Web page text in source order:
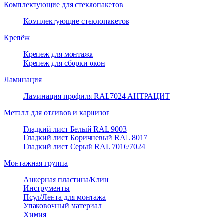
Комплектующие для стеклопакетов
Комплектующие стеклопакетов
Крепёж
Крепеж для монтажа
Крепеж для сборки окон
Ламинация
Ламинация профиля RAL7024 АНТРАЦИТ
Металл для отливов и карнизов
Гладкий лист Белый RAL 9003
Гладкий лист Коричневый RAL 8017
Гладкий лист Серый RAL 7016/7024
Монтажная группа
Анкерная пластина/Клин
Инструменты
Псул/Лента для монтажа
Упаковочный материал
Химия